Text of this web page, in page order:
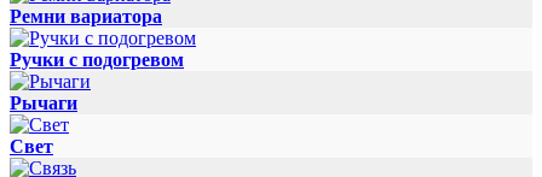
Ремни вариатора
Ручки с подогревом
Рычаги
Свет